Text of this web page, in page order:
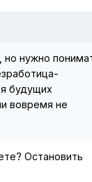
но нужно
будущих
вовремя не
Остановить